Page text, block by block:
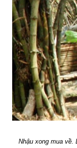
Nhậu xong mua về.